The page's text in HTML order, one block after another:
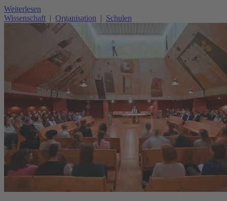
Weiterlesen
Wissenschaft | Organisation | Schulen